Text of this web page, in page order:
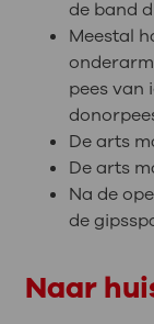
de band
Meestal
pees van
De arts
De arts
Na de
de
Naar